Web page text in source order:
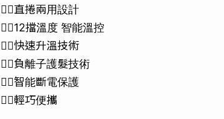
💇‍♀️直捲兩用設計
💇‍♀️12擋溫度 智能溫控
💇‍♀️快速升溫技術
💇‍♀️負離子護髮技術
💇‍♀️智能斷電保護
💇‍♀️輕巧便攜